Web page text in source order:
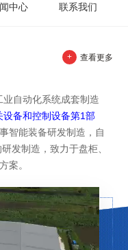
中心 联系我们
+ 查看更多
自动化系统成套制造
备和控制设备第1部
智能装备研发制造，自
发制造，致力于盘柜、
案。